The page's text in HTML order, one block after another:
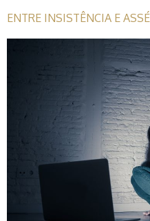
ENTRE INSISTÊNCIA E